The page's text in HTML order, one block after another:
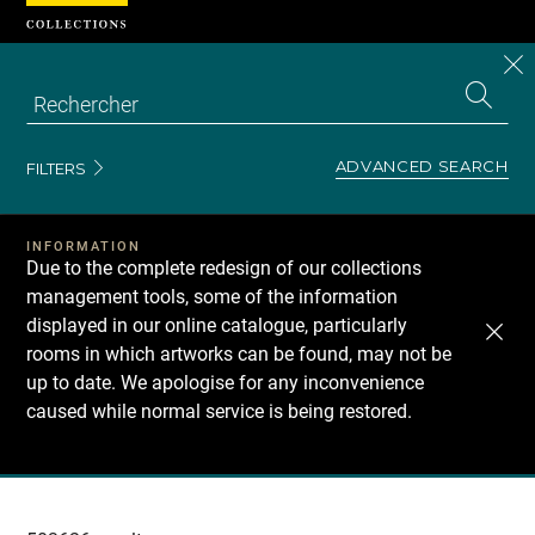
FILTERS ADVANCED SEARCH
INFORMATION
Due to the complete redesign of our collections
management tools, some of the information
displayed in our online catalogue, particularly
rooms in which artworks can be found, may not be
up to date. We apologise for any inconvenience
caused while normal service is being restored.
Recherche
Cookies management panel